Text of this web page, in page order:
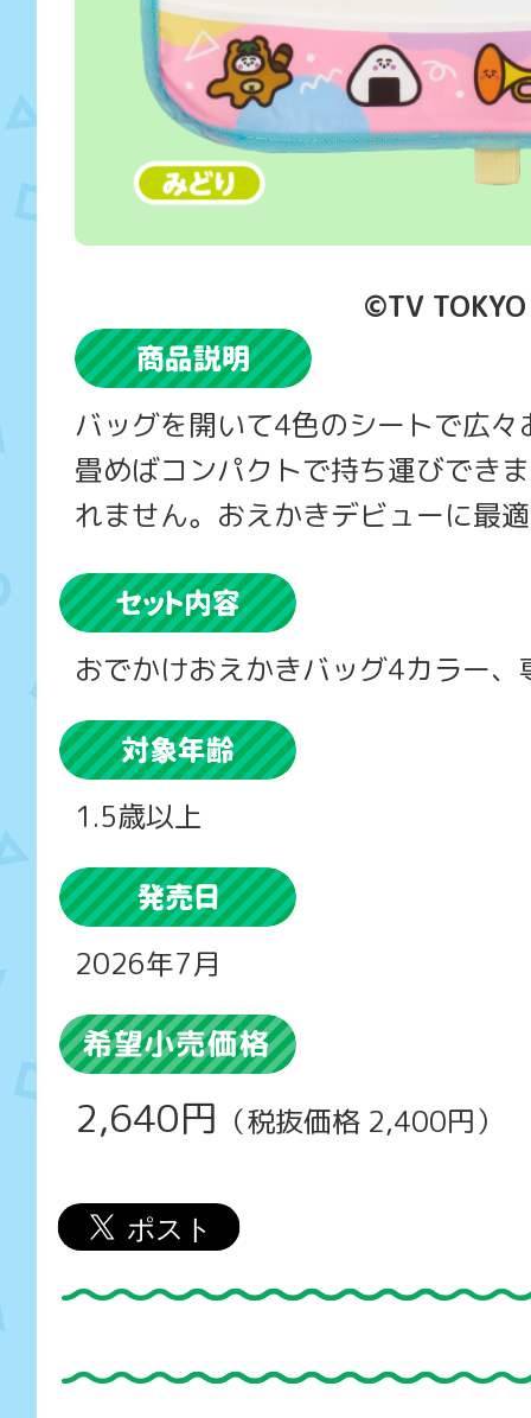
©TV TOKYO
バッグを開いて4色のシートで広
畳めばコンパクトで持ち運びでき
れません。おえかきデビューに最
おでかけおえかきバッグ4カラー
1.5歳以上
2026年7月
2,640円 （税抜価格 2,400円）